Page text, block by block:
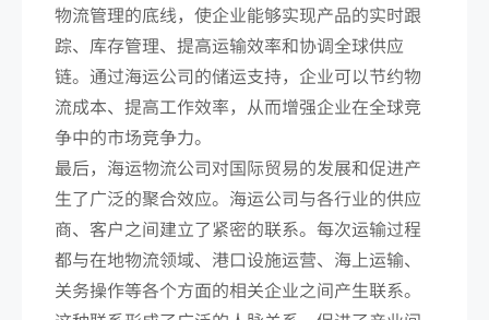
物流管理的底线，使企业能够实现产品的实时跟
踪、库存管理、提高运输效率和协调全球供应
链。通过海运公司的储运支持，企业可以节约物
流成本、提高工作效率，从而增强企业在全球竞
争中的市场竞争力。
最后，海运物流公司对国际贸易的发展和促进产
生了广泛的聚合效应。海运公司与各行业的供应
商、客户之间建立了紧密的联系。每次运输过程
都与在地物流领域、港口设施运营、海上运输、
关务操作等各个方面的相关企业之间产生联系。